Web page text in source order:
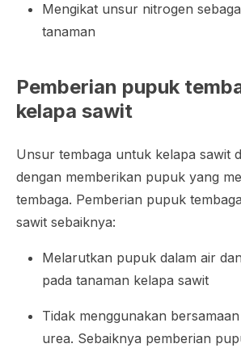
Mengikat unsur nitrogen
tanaman
Pemberian pupuk
kelapa sawit
Unsur tembaga untuk kelapa sawit
dengan memberikan pupuk yang
tembaga. Pemberian pupuk
sawit sebaiknya:
Melarutkan pupuk dalam air
pada tanaman kelapa sawit
Tidak menggunakan
urea. Sebaiknya pemberian